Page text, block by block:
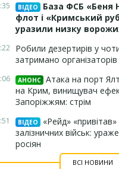
ВІДЕО
База ФСБ «Беня
флот і «Кримський
уразили низку
Робили дезертирів у
затримано
АНОНС Атака на порт
на Крим, винищувач
Запоріжжям: стрім
ВІДЕО
«Рейд»
залізничних військ:
росіян
ВСІ НОВИНИ